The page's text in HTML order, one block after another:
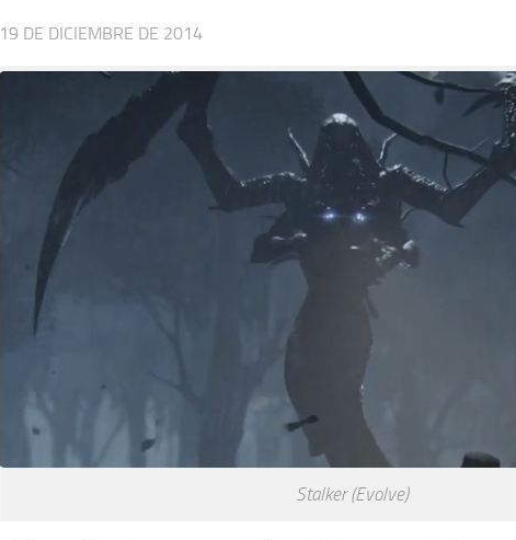
19 DE DICIEMBRE DE 2014
Stalker (Evolve)